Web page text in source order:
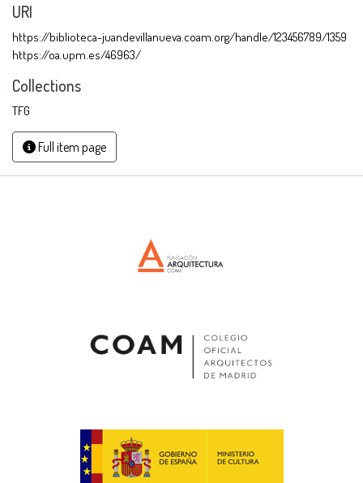
URI
https://biblioteca-juandevillanueva.coam.org/handle/123456789/1359
https://oa.upm.es/46963/
Collections
TFG
Full item page